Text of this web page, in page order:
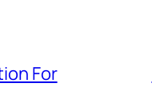
For